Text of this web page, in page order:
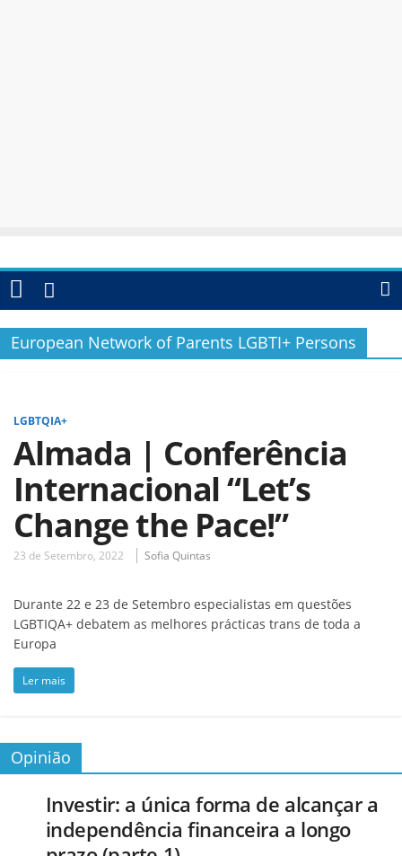
European Network of Parents LGBTI+ Persons
LGBTQIA+
Almada | Conferência
Internacional “Let’s
Change the Pace!”
23 de Setembro, 2022 Sofia Quintas
Durante 22 e 23 de Setembro especialistas em questões
LGBTIQA+ debatem as melhores prácticas trans de toda a
Europa
Ler mais
Opinião
Investir: a única forma de alcançar a
independência financeira a longo